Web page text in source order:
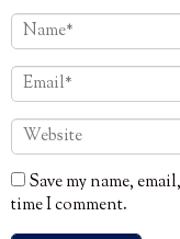
Save my name,
time I comment.